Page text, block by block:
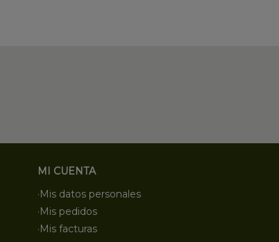
MI CUENTA
·Mis datos personales
·Mis pedidos
·Mis facturas